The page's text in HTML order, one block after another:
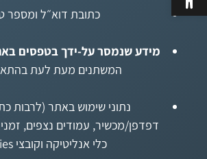
כתובת דוא״ל ומספר
מידע שנמסר על-ידך בטפסים
המשתנים מעת לעת
דפדפן/מכשיר, עמודים נצפים,
כלי אנליטיקה וקובצי Cookies